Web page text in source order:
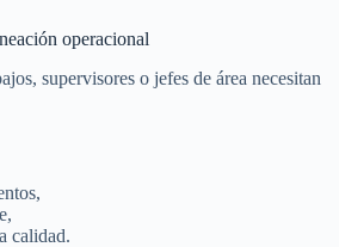
operacional
supervisores o jefes de área necesitan
calidad.